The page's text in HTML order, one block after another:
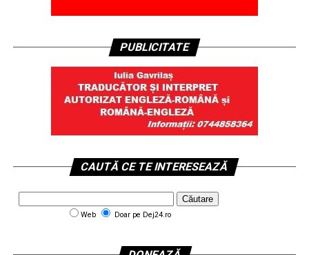
PUBLICITATE
CAUTĂ CE TE INTERESEAZĂ
Web Doar pe Dej24.ro